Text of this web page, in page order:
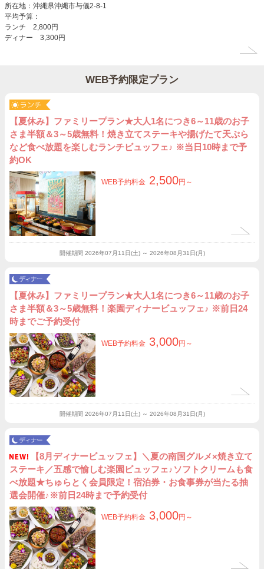
所在地：沖縄県沖縄市与儀2-8-1
平均予算：
ランチ 2,800円
ディナー 3,300円
WEB予約限定プラン
【夏休み】ファミリープラン★大人1名につき6～11歳のお子
さま半額＆3～5歳無料！焼き立てステーキや揚げたて天ぷら
など食べ放題を楽しむランチビュッフェ♪ ※当日10時まで予
約OK
WEB予約料金 2,500円～
開催期間 2026年07月11日(土) ～ 2026年08月31日(月)
【夏休み】ファミリープラン★大人1名につき6～11歳のお子
さま半額＆3～5歳無料！楽園ディナービュッフェ♪ ※前日24
時までご予約受付
WEB予約料金 3,000円～
開催期間 2026年07月11日(土) ～ 2026年08月31日(月)
【8月ディナービュッフェ】＼夏の南国グルメ×焼き立て
ステーキ／五感で愉しむ楽園ビュッフェ♪ソフトクリームも食
べ放題★ちゅらとく会員限定！宿泊券・お食事券が当たる抽
選会開催♪※前日24時まで予約受付
WEB予約料金 3,000円～